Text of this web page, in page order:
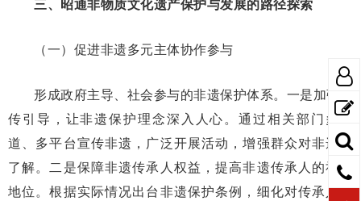
（一）促进非遗多元主体协作参与
形成政府主导、社会参与的非遗保护体系。一是加强宣
传引导，让非遗保护理念深入人心。通过相关部门多渠
道、多平台宣传非遗，广泛开展活动，增强群众对非遗的
了解。二是保障非遗传承人权益，提高非遗传承人的社会
地位。根据实际情况出台非遗保护条例，细化对传承人权